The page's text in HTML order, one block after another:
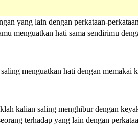
yang lain dengan perkataan-
menguatkan hati sama sendirimu
menguatkan hati dengan memakai
kalian saling menghibur dengan
terhadap yang lain dengan